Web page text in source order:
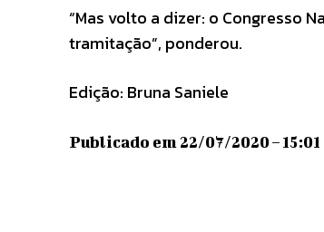
“Mas volto a dizer: o Congresso
tramitação”, ponderou.
Edição: Bruna Saniele
Publicado em 22/07/2020 –